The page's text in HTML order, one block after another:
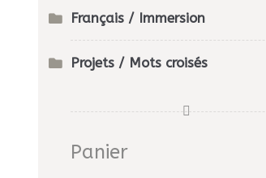
Français / Immersion
Projets / Mots croisés
Panier